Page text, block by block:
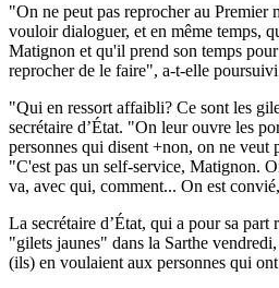
"On ne peut pas reprocher au Premier
vouloir dialoguer, et en même temps,
Matignon et qu'il prend son temps
reprocher de le faire", a-t-elle
"Qui en ressort affaibli? Ce sont les
secrétaire d’État. "On leur ouvre les
personnes qui disent +non, on ne veut
"C'est pas un self-service, Matignon.
va, avec qui, comment... On est
La secrétaire d’État, qui a pour sa
"gilets jaunes" dans la Sarthe
(ils) en voulaient aux personnes qui